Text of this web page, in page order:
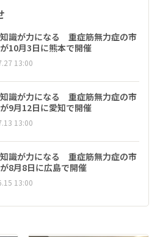
識が力になる 重症筋無力症の市
10月3日に熊本で開催
13:00
識が力になる 重症筋無力症の市
9月12日に愛知で開催
13:00
識が力になる 重症筋無力症の市
8月8日に広島で開催
13:00